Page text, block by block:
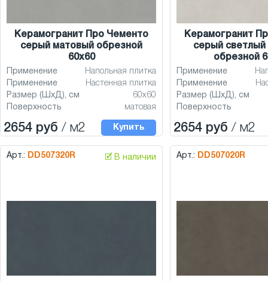
Керамогранит Про Чементо
серый матовый обрезной
60x60
Применение
Напольная плитка
Применение
Настенная плитка
Размер (ШхД), см
60x60
Поверхность
матовая
2654 руб / м2 Купить
Керамогранит
серый
обрезной
Применение
Применение
Размер (ШхД), см
Поверхность
2654 руб / м2
Арт.: DD507320R 🗹 В наличии Арт.: DD507020R